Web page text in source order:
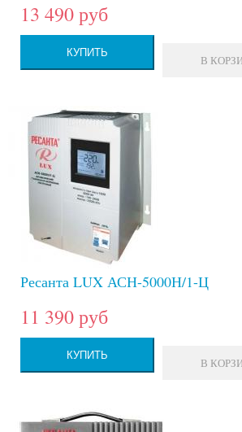
13 490 руб
КУПИТЬ
В
Ресанта LUX АСН-5000Н/1-Ц
11 390 руб
КУПИТЬ
В